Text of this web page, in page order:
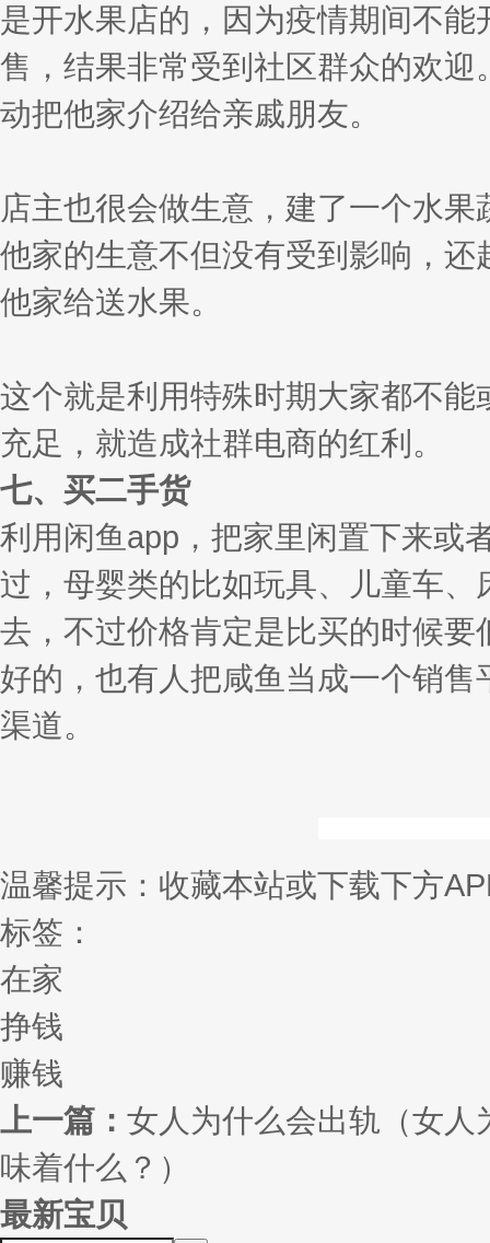
是开水果店的，因为疫情期间不
售，结果非常受到社区群众的欢
动把他家介绍给亲戚朋友。
店主也很会做生意，建了一个水
他家的生意不但没有受到影响，
他家给送水果。
这个就是利用特殊时期大家都不
充足，就造成社群电商的红利。
七、买二手货
利用闲鱼app，把家里闲置下来或
过，母婴类的比如玩具、儿童车
去，不过价格肯定是比买的时候
好的，也有人把咸鱼当成一个销
渠道。
温馨提示：收藏本站或下载下方
标签：
在家
挣钱
赚钱
上一篇： 女人为什么会出轨（女人
味着什么？）
最新宝贝